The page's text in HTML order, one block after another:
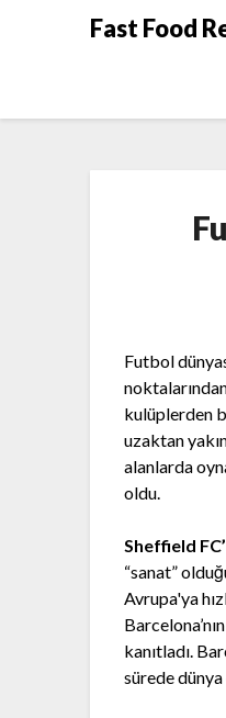
Fast Food
Futbol
kulüplerden
uzaktan
alanlarda
oldu.
Sheffield
“sanat”
Avrupa'ya
kanıtladı.
sürede